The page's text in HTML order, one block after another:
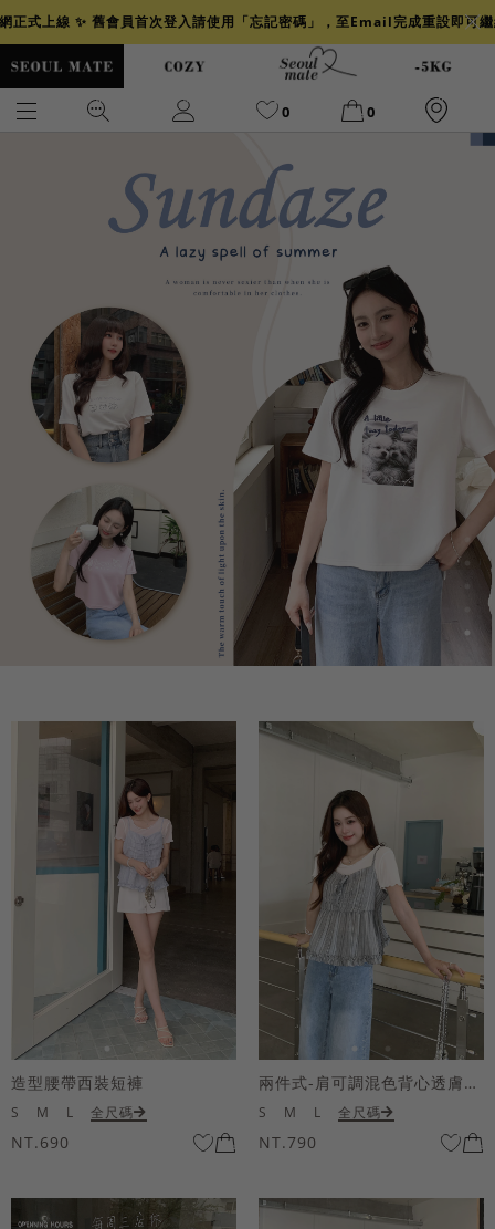
正式上線 ✨ 舊會員首次登入請使用「忘記密碼」，至Email完成重設即可
0 0
背心
透膚 小香 牛仔
襯衫 褲裙 冰感
涼感
造型腰帶西裝短褲
S M L 全尺碼
NT.690
兩件式-肩可調混色背心透膚上衣套組
S M L 全尺碼
NT.790